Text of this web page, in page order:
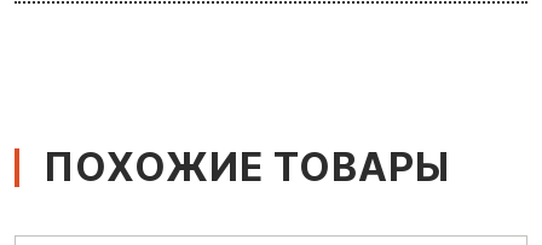
ПОХОЖИЕ ТОВАРЫ